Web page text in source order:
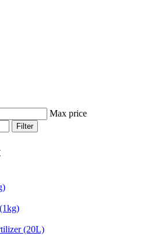
Max price
Filter
(20L)